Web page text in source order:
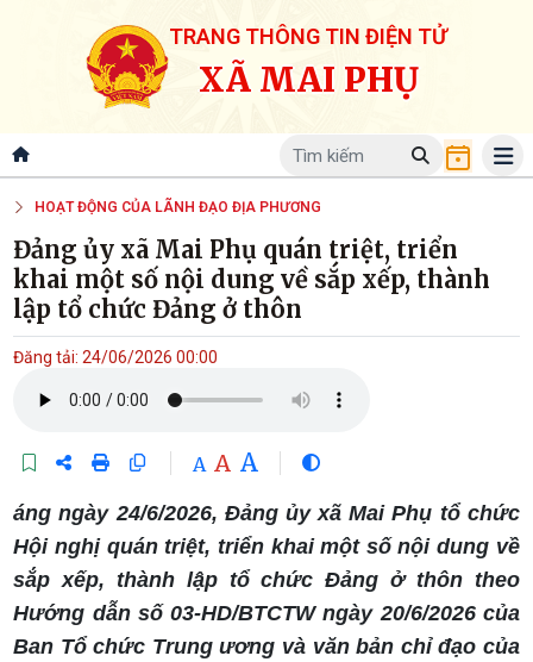
TRANG THÔNG TIN ĐIỆN TỬ
XÃ MAI PHỤ
HOẠT ĐỘNG CỦA LÃNH ĐẠO ĐỊA PHƯƠNG
Đảng ủy xã Mai Phụ quán triệt, triển
khai một số nội dung về sắp xếp, thành
lập tổ chức Đảng ở thôn
Đăng tải: 24/06/2026 00:00
A A A
áng ngày 24/6/2026, Đảng ủy xã Mai Phụ tổ chức
Hội nghị quán triệt, triển khai một số nội dung về
sắp xếp, thành lập tổ chức Đảng ở thôn theo
Hướng dẫn số 03-HD/BTCTW ngày 20/6/2026 của
Ban Tổ chức Trung ương và văn bản chỉ đạo của